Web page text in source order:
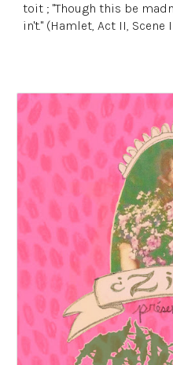
toit ; "Though this be
in't." (Hamlet, Act II, Scene